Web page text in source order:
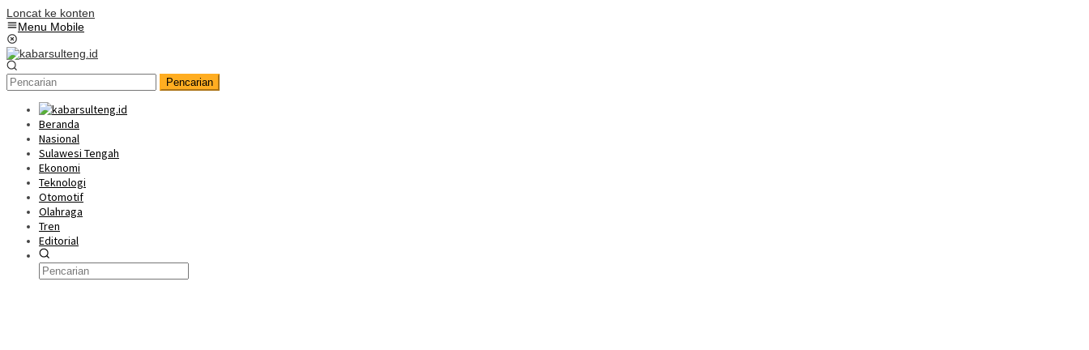
Loncat ke konten
Menu Mobile
Pencarian
Beranda
Nasional
Sulawesi Tengah
Ekonomi
Teknologi
Otomotif
Olahraga
Tren
Editorial